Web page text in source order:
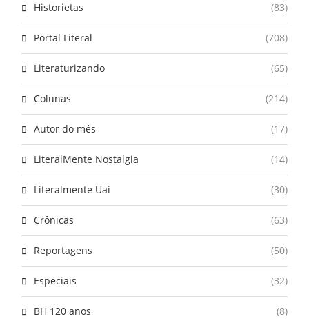
Historietas (83)
Portal Literal (708)
Literaturizando (65)
Colunas (214)
Autor do mês (17)
LiteralMente Nostalgia (14)
Literalmente Uai (30)
Crônicas (63)
Reportagens (50)
Especiais (32)
BH 120 anos (8)